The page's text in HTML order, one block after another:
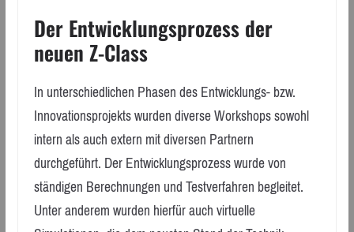
Der Entwicklungsprozess der
neuen Z-Class
In unterschiedlichen Phasen des Entwicklungs- bzw.
Innovationsprojekts wurden diverse Workshops sowohl
intern als auch extern mit diversen Partnern
durchgeführt. Der Entwicklungsprozess wurde von
ständigen Berechnungen und Testverfahren begleitet.
Unter anderem wurden hierfür auch virtuelle